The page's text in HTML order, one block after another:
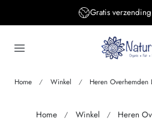
Gratis verzending
…
Home Winkel Heren Overhemden
Home Winkel Heren